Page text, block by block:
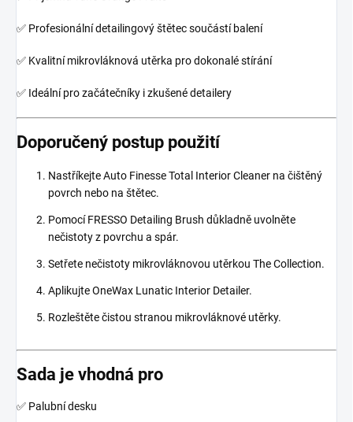
✅ Profesionální detailingový štětec součástí balení
✅ Kvalitní mikrovláknová utěrka pro dokonalé stírání
✅ Ideální pro začátečníky i zkušené detailery
Doporučený postup použití
Nastříkejte Auto Finesse Total Interior Cleaner na čištěný
povrch nebo na štětec.
Pomocí FRESSO Detailing Brush důkladně uvolněte
nečistoty z povrchu a spár.
Setřete nečistoty mikrovláknovou utěrkou The Collection.
Aplikujte OneWax Lunatic Interior Detailer.
Rozleštěte čistou stranou mikrovláknové utěrky.
Sada je vhodná pro
✅ Palubní desku